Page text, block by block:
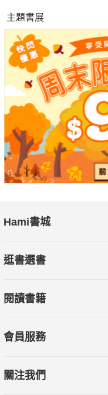
▲讓孩子愛上閱讀的快
▲詞彙簡單易懂，劇情
▲看完一本……還有
★風靡澳洲童書界
☆可愛又迷人的反派
★風靡澳洲童書界
☆可愛又迷人的反派
☆被大家深深誤解的壞
☆壞蛋們真的可以當
艾倫布雷比最受歡迎的
到的有趣故事！
好評推薦
興我做到了， 他喜歡這
裡頭的詞彙很容易閱讀
是最重要的。
主題書展
Hami書城
逛書選書
閱讀書籍
會員服務
關注我們